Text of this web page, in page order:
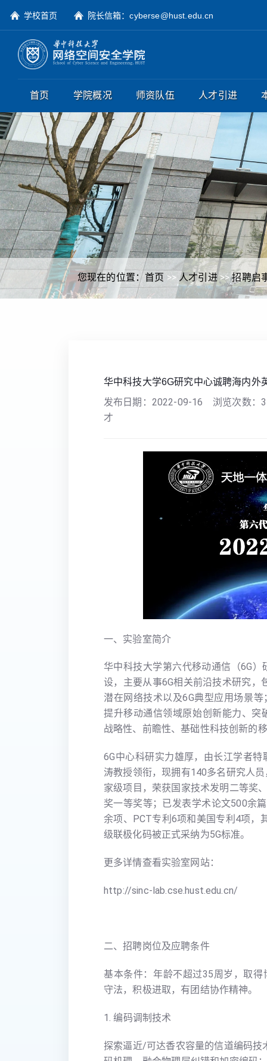
学校首页 院长信箱：cyberse@hust.edu.cn
首页 学院概况 师资队伍 人才引进
您现在的位置：首页 >> 人才引进>>招聘启
华中科技大学6G研究中心诚聘海内外
发布日期： 2022-09-16 浏览次数：
才
一、实验室简介
华中科技大学第六代移动通信（6G
设，主要从事6G相关前沿技术研究，
潜在网络技术以及6G典型应用场景
提升移动通信领域原始创新能力、突
战略性、前瞻性、基础性科技创新的
6G中心科研实力雄厚，由长江学者
涛教授领衔，现拥有140多名研究人
家级项目，荣获国家技术发明二等奖
奖一等奖等；已发表学术论文500余
余项、PCT专利6项和美国专利4项，
级联极化码被正式采纳为5G标准。
更多详情查看实验室网站：
http://sinc-lab.cse.hust.edu.cn/
二、招聘岗位及应聘条件
基本条件：年龄不超过35周岁，取
守法，积极进取，有团结协作精神。
1. 编码调制技术
探索逼近/可达香农容量的信道编码技